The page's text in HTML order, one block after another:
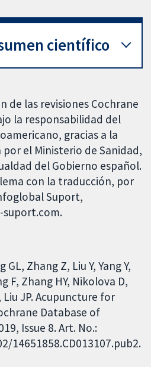
científico
de las revisiones Cochrane
la responsabilidad del
gracias a la
el Ministerio de Sanidad,
del Gobierno español.
con la traducción, por
Suport,
GL, Zhang Z, Liu Y, Yang Y,
F, Zhang HY, Nikolova D,
Liu JP. Acupuncture for
Database of
Issue 8. Art. No.:
14651858.CD013107.pub2.